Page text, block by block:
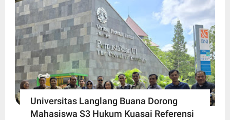
Universitas Langlang Buana Dorong
Mahasiswa S3 Hukum Kuasai Referensi